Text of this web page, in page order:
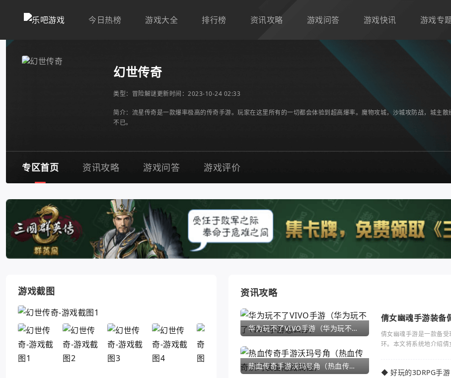
今日热榜 游戏大全 排行榜 资讯攻略 游戏问答 游戏快讯 游戏专
幻世传奇
类型： 冒险解谜更新时间：2023-10-24 02:33
简介：流星传奇是一款爆率极高的传奇手游。玩家在这里所有的一切都会体验到超高爆率。魔物攻城，沙城攻防战，城主
不已。
专区首页 资讯攻略 游戏问答 游戏评价
游戏截图 资讯攻略
华为玩不了VIVO手游（华为玩不了VIVO手游怎么办）
热血传奇手游沃玛号角（热血传奇沃玛装备隐藏属性）
倩女幽魂手游装备
倩女幽魂手游是一款备
环。本文将系统地介绍
◆ 好玩的3DRPG手